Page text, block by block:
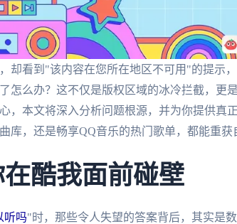
却看到"该内容在您所在地区不可用"的提示
怎么办？这不仅是版权区域的冰冷拦截，更
，本文将深入分析问题根源，并为你提供真
库，还是畅享QQ音乐的热门歌单，都能重获
酷我面前碰壁
听吗"时，那些令人失望的答案背后，其实是